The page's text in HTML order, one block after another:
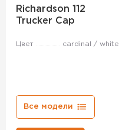
Richardson 112
Trucker Cap
Цвет cardinal / white
Все модели